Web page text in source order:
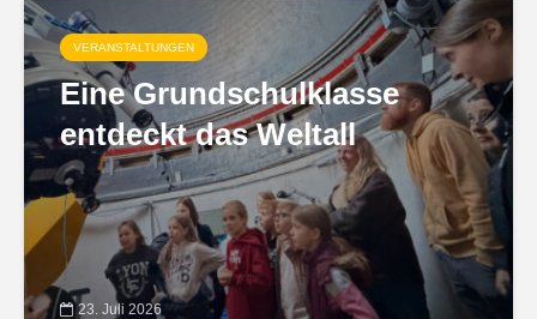
VERANSTALTUNGEN
Eine Grundschulklasse
entdeckt das Weltall
23. Juli 2026